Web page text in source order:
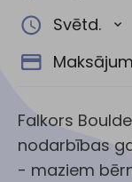
Svētd.
Falkors
nodarbības
- maziem